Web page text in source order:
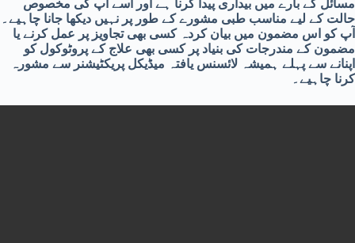
مسائل کے بارے میں بیداری پیدا کرنا ہے اور اسے آپ کی مخصوص
حالت کے لیے مناسب طبی مشورے کے طور پر نہیں دیکھا جانا چاہیے۔
آپ کو اس مضمون میں بیان کردہ کسی بھی تجاویز پر عمل کرنے یا
مضمون کے مندرجات کی بنیاد پر کسی بھی علاج کے پروٹوکول کو
اپنانے سے پہلے ہمیشہ لائسنس یافتہ میڈیکل پریکٹیشنر سے مشورہ
کرنا چاہیے۔